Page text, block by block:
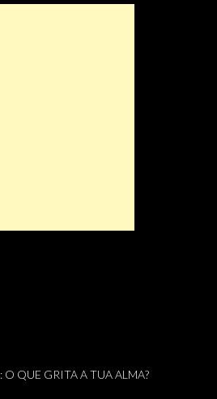
O QUE GRITA A TUA ALMA?